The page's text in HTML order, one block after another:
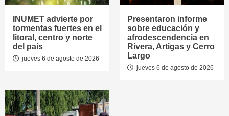
INUMET advierte por
tormentas fuertes en el
litoral, centro y norte
del país
jueves 6 de agosto de 2026
Presentaron informe
sobre educación y
afrodescendencia en
Rivera, Artigas y Cerro
Largo
jueves 6 de agosto de 2026